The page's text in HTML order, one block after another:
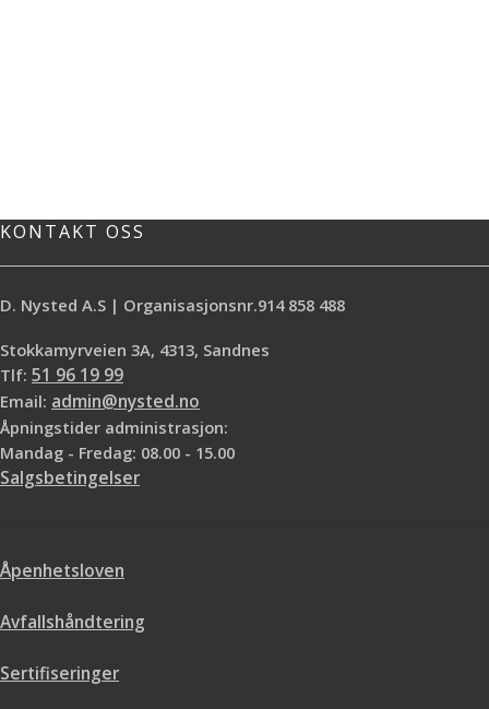
KONTAKT OSS
D. Nysted A.S | Organisasjonsnr.914 858 488
Stokkamyrveien 3A, 4313, Sandnes
Tlf: 51 96 19 99
Email: admin@nysted.no
Åpningstider administrasjon:
Mandag - Fredag: 08.00 - 15.00
Salgsbetingelser
Åpenhetsloven
Avfallshåndtering
Sertifiseringer